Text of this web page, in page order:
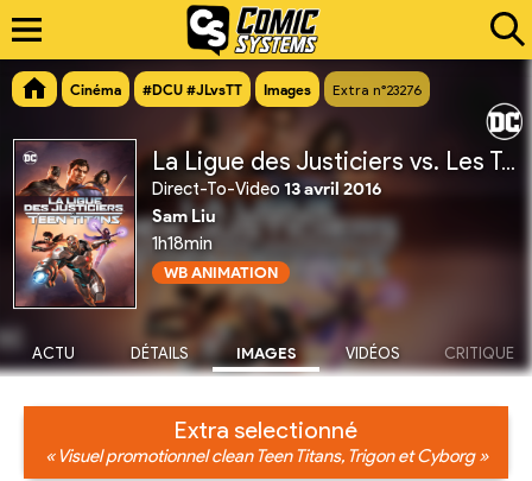
Cinéma #DCU #JLvsTT Images Extra n°23276
La Ligue des Justiciers vs. Les Teen Titans
Direct-To-Video 13 avril 2016
Sam Liu
1h18min
WB ANIMATION
ACTU DÉTAILS IMAGES VIDÉOS CRITIQUE
Extra selectionné
« Visuel promotionnel clean Teen Titans, Trigon et Cyborg »